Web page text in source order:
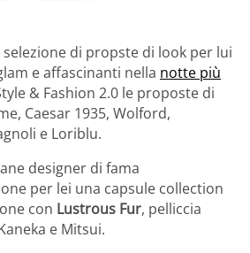
di propste di look per lui
e affascinanti nella notte più
& Fashion 2.0 le proposte di
Caesar 1935, Wolford,
e Loriblu.
designer di fama
per lei una capsule collection
con Lustrous Fur, pelliccia
e Mitsui.